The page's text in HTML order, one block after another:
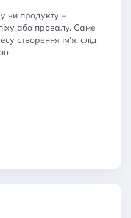
чи продукту –
або провалу. Саме
створення ім’я, слід